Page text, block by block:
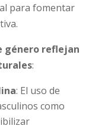
para fomentar
género reflejan
:
: El uso de
como